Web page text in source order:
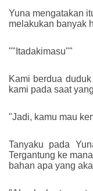
Yuna mengatakan
melakukan banyak
""Itadakimasu""
Kami berdua
kami pada saat
"Jadi, kamu mau
Tanyaku pada
Tergantung ke
bahan apa yang